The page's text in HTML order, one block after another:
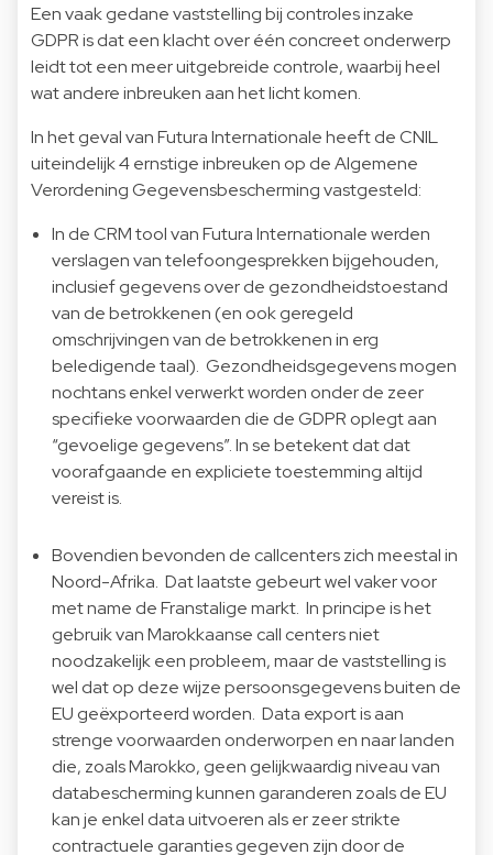
Een vaak gedane vaststelling bij controles inzake
GDPR is dat een klacht over één concreet onderwerp
leidt tot een meer uitgebreide controle, waarbij heel
wat andere inbreuken aan het licht komen.
In het geval van Futura Internationale heeft de CNIL
uiteindelijk 4 ernstige inbreuken op de Algemene
Verordening Gegevensbescherming vastgesteld:
In de CRM tool van Futura Internationale werden
verslagen van telefoongesprekken bijgehouden,
inclusief gegevens over de gezondheidstoestand
van de betrokkenen (en ook geregeld
omschrijvingen van de betrokkenen in erg
beledigende taal). Gezondheidsgegevens mogen
nochtans enkel verwerkt worden onder de zeer
specifieke voorwaarden die de GDPR oplegt aan
“gevoelige gegevens”. In se betekent dat dat
voorafgaande en expliciete toestemming altijd
vereist is.
Bovendien bevonden de callcenters zich meestal in
Noord-Afrika. Dat laatste gebeurt wel vaker voor
met name de Franstalige markt. In principe is het
gebruik van Marokkaanse call centers niet
noodzakelijk een probleem, maar de vaststelling is
wel dat op deze wijze persoonsgegevens buiten de
EU geëxporteerd worden. Data export is aan
strenge voorwaarden onderworpen en naar landen
die, zoals Marokko, geen gelijkwaardig niveau van
databescherming kunnen garanderen zoals de EU
kan je enkel data uitvoeren als er zeer strikte
contractuele garanties gegeven zijn door de